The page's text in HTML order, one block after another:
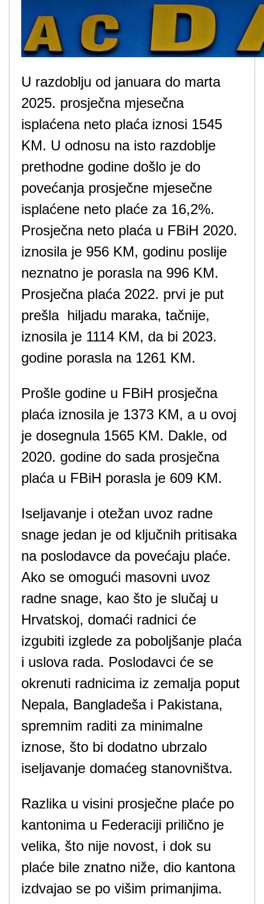
U razdoblju od januara do marta
2025. prosječna mjesečna
isplaćena neto plaća iznosi 1545
KM. U odnosu na isto razdoblje
prethodne godine došlo je do
povećanja prosječne mjesečne
isplaćene neto plaće za 16,2%.
Prosječna neto plaća u FBiH 2020.
iznosila je 956 KM, godinu poslije
neznatno je porasla na 996 KM.
Prosječna plaća 2022. prvi je put
prešla hiljadu maraka, tačnije,
iznosila je 1114 KM, da bi 2023.
godine porasla na 1261 KM.
Prošle godine u FBiH prosječna
plaća iznosila je 1373 KM, a u ovoj
je dosegnula 1565 KM. Dakle, od
2020. godine do sada prosječna
plaća u FBiH porasla je 609 KM.
Iseljavanje i otežan uvoz radne
snage jedan je od ključnih pritisaka
na poslodavce da povećaju plaće.
Ako se omogući masovni uvoz
radne snage, kao što je slučaj u
Hrvatskoj, domaći radnici će
izgubiti izglede za poboljšanje plaća
i uslova rada. Poslodavci će se
okrenuti radnicima iz zemalja poput
Nepala, Bangladeša i Pakistana,
spremnim raditi za minimalne
iznose, što bi dodatno ubrzalo
iseljavanje domaćeg stanovništva.
Razlika u visini prosječne plaće po
kantonima u Federaciji prilično je
velika, što nije novost, i dok su
plaće bile znatno niže, dio kantona
izdvajao se po višim primanjima.